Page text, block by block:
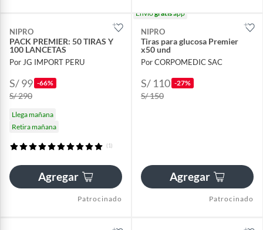
NIPRO
PACK PREMIER: 50 TIRAS Y
100 LANCETAS
Por JG IMPORT PERU
S/ 99 -66%
S/ 290
Llega mañana
Retira mañana
(1)
Agregar
Patrocinado
Envíogratisapp
NIPRO
Tiras para glucosa Premier
x50 und
Por CORPOMEDIC SAC
S/ 110 -27%
S/ 150
Agregar
Patrocinado